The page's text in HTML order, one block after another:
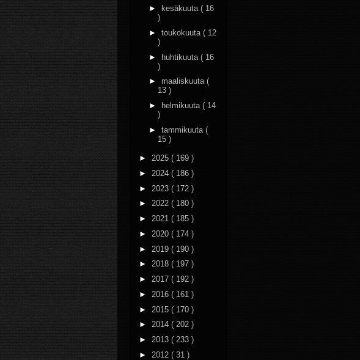
►
kesäkuuta ( 16
)
► toukokuuta ( 12
)
► huhtikuuta ( 16
)
► maaliskuuta (
13 )
►
helmikuuta ( 14
)
► tammikuuta (
15 )
► 2025 ( 169 )
► 2024 ( 186 )
► 2023 ( 172 )
► 2022 ( 180 )
► 2021 ( 185 )
► 2020 ( 174 )
► 2019 ( 190 )
► 2018 ( 197 )
► 2017 ( 192 )
► 2016 ( 161 )
► 2015 ( 170 )
► 2014 ( 202 )
► 2013 ( 233 )
► 2012 ( 31 )